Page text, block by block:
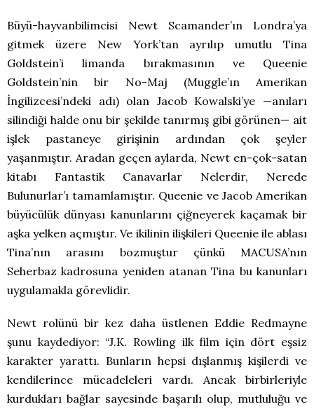
Büyü-hayvanbilimcisi Newt Scamander’ın Londra’ya
gitmek üzere New York’tan ayrılıp umutlu Tina
Goldstein’i limanda bırakmasının ve Queenie
Goldstein’nin bir No-Maj (Muggle’ın Amerikan
İngilizcesi’ndeki adı) olan Jacob Kowalski’ye —anıları
silindiği halde onu bir şekilde tanırmış gibi görünen— ait
işlek pastaneye girişinin ardından çok şeyler
yaşanmıştır. Aradan geçen aylarda, Newt en-çok-satan
kitabı Fantastik Canavarlar Nelerdir, Nerede
Bulunurlar’ı tamamlamıştır. Queenie ve Jacob Amerikan
büyücülük dünyası kanunlarını çiğneyerek kaçamak bir
aşka yelken açmıştır. Ve ikilinin ilişkileri Queenie ile ablası
Tina’nın arasını bozmuştur çünkü MACUSA’nın
Seherbaz kadrosuna yeniden atanan Tina bu kanunları
uygulamakla görevlidir.
Newt rolünü bir kez daha üstlenen Eddie Redmayne
şunu kaydediyor: “J.K. Rowling ilk film için dört eşsiz
karakter yarattı. Bunların hepsi dışlanmış kişilerdi ve
kendilerince mücadeleleri vardı. Ancak birbirleriyle
kurdukları bağlar sayesinde başarılı olup, mutluluğu ve